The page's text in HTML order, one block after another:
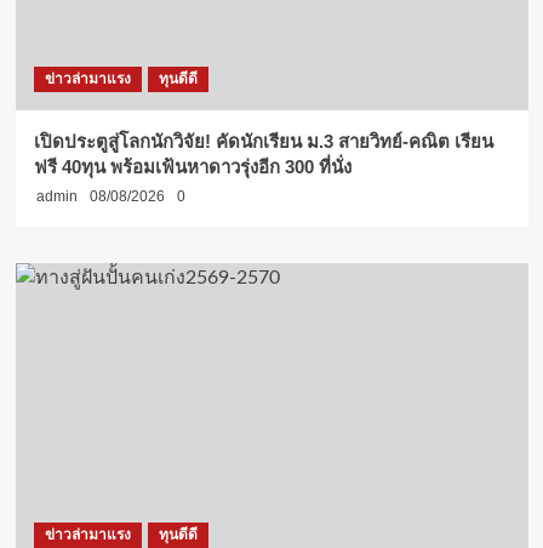
ข่าวล่ามาแรง ทุนดีดี
เปิดประตูสู่โลกนักวิจัย! คัดนักเรียน ม.3 สายวิทย์-คณิต เรียน
ฟรี 40ทุน พร้อมเฟ้นหาดาวรุ่งอีก 300 ที่นั่ง
admin 08/08/2026 0
ข่าวล่ามาแรง ทุนดีดี